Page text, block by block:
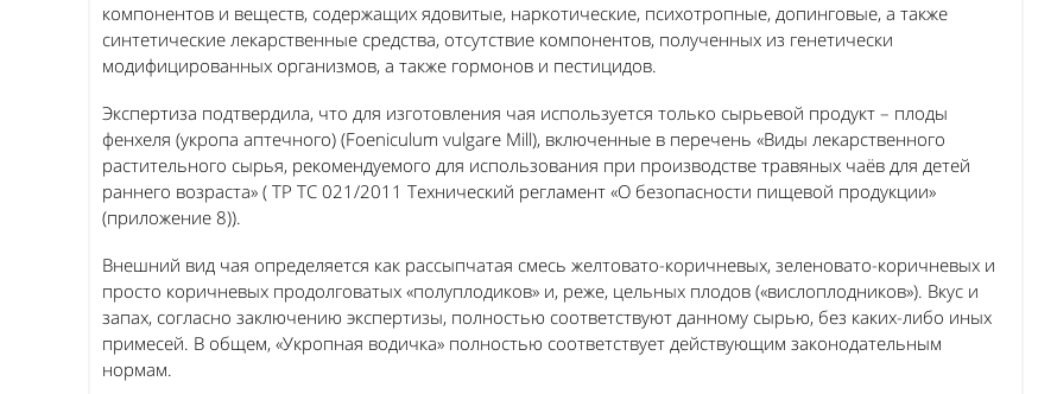
компонентов и веществ, содержащих ядовитые, наркотические, психотропные, допинговые, а также
синтетические лекарственные средства, отсутствие компонентов, полученных из генетически
модифицированных организмов, а также гормонов и пестицидов.
Экспертиза подтвердила, что для изготовления чая используется только сырьевой продукт – плоды
фенхеля (укропа аптечного) (Foeniculum vulgare Mill), включенные в перечень «Виды лекарственного
растительного сырья, рекомендуемого для использования при производстве травяных чаёв для детей
раннего возраста» ( ТР ТС 021/2011 Технический регламент «О безопасности пищевой продукции»
(приложение 8)).
Внешний вид чая определяется как рассыпчатая смесь желтовато-коричневых, зеленовато-коричневых и
просто коричневых продолговатых «полуплодиков» и, реже, цельных плодов («вислоплодников»). Вкус и
запах, согласно заключению экспертизы, полностью соответствуют данному сырью, без каких-либо иных
примесей. В общем, «Укропная водичка» полностью соответствует действующим законодательным
нормам.